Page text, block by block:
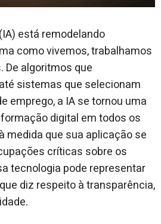
está remodelando
como vivemos, trabalhamos
algoritmos que
sistemas que selecionam
emprego, a IA se tornou uma
digital em todos os
medida que sua aplicação se
críticas sobre os
tecnologia pode representar
diz respeito à transparência,